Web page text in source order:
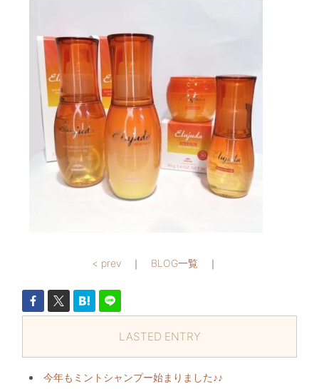
< prev｜ BLOG一覧｜
LASTED ENTRY
今年もミントシャンプー始まりました♪♪